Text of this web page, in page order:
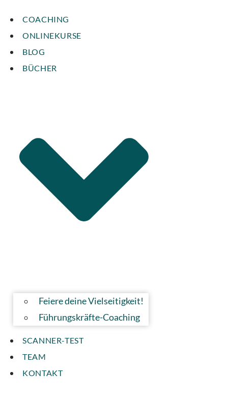
COACHING
ONLINEKURSE
BLOG
BÜCHER
Feiere deine Vielseitigkeit!
Führungskräfte-Coaching
SCANNER-TEST
TEAM
KONTAKT